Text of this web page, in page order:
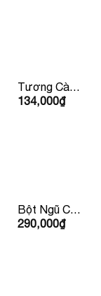
Tương Cà
Ketchup Hữu
134,000₫
Bột Ngũ Cốc
Hàn Quốc
290,000₫